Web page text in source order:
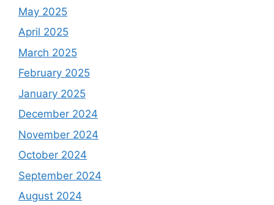
May 2025
April 2025
March 2025
February 2025
January 2025
December 2024
November 2024
October 2024
September 2024
August 2024